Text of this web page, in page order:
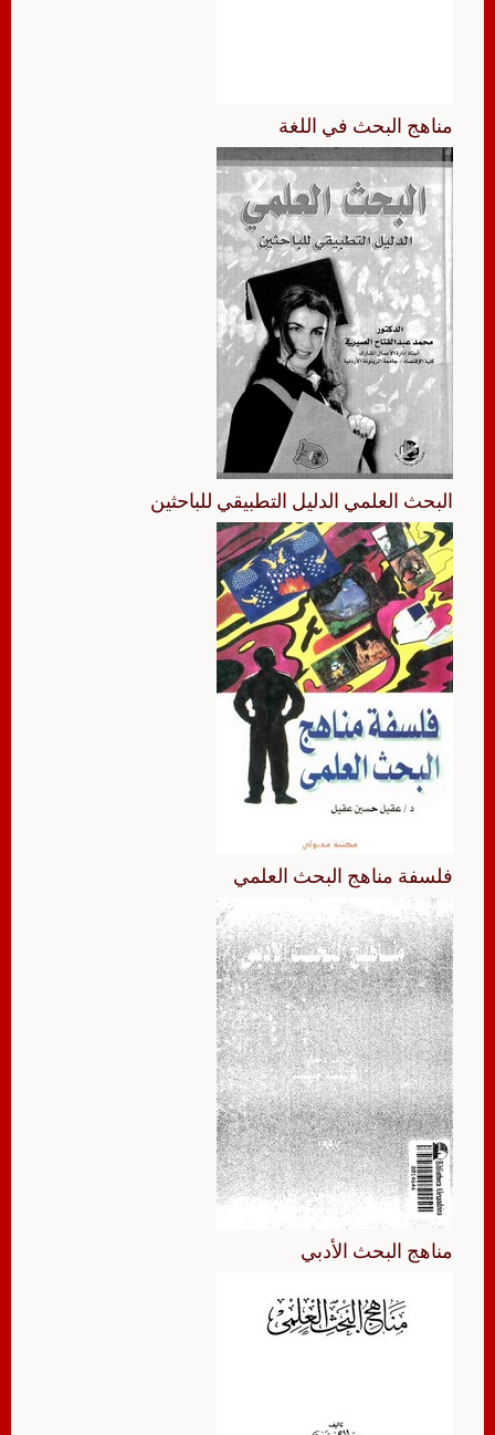
مناهج البحث في اللغة
البحث العلمي الدليل التطبيقي للباحثين
فلسفة مناهج البحث العلمي
مناهج البحث الأدبي